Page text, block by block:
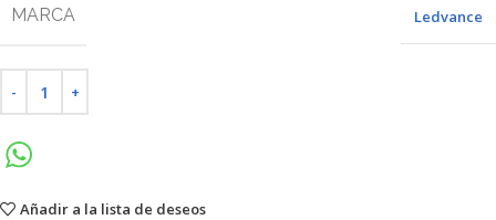
MARCA Ledvance
Añadir a la lista de deseos